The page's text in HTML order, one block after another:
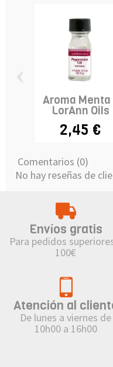
Aroma Menta
LorAnn Oils
2,45 €
Comentarios (0)
No hay reseñas de
Envíos gratis
Para pedidos
100€
Atención al
De lunes a viernes de
10h00 a 16h00